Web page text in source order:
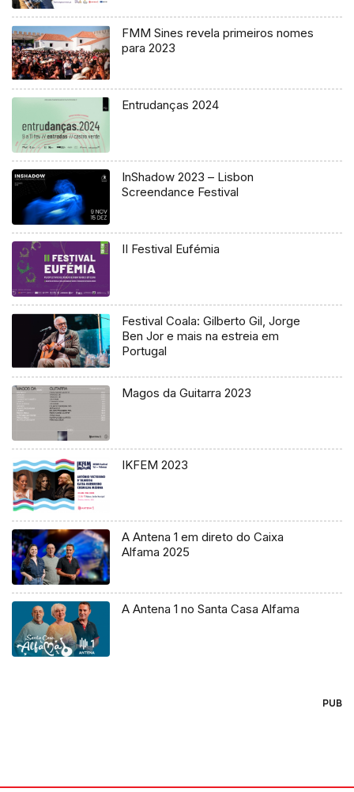
FMM Sines revela primeiros nomes
para 2023
Entrudanças 2024
InShadow 2023 – Lisbon
Screendance Festival
II Festival Eufémia
Festival Coala: Gilberto Gil, Jorge
Ben Jor e mais na estreia em
Portugal
Magos da Guitarra 2023
IKFEM 2023
A Antena 1 em direto do Caixa
Alfama 2025
A Antena 1 no Santa Casa Alfama
PUB